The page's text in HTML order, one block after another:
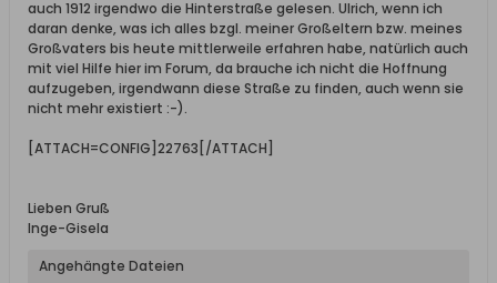
auch 1912 irgendwo die Hinterstraße gelesen. Ulrich, wenn ich
daran denke, was ich alles bzgl. meiner Großeltern bzw. meines
Großvaters bis heute mittlerweile erfahren habe, natürlich auch
mit viel Hilfe hier im Forum, da brauche ich nicht die Hoffnung
aufzugeben, irgendwann diese Straße zu finden, auch wenn sie
nicht mehr existiert :-).
[ATTACH=CONFIG]22763[/ATTACH]
Lieben Gruß
Inge-Gisela
Angehängte Dateien